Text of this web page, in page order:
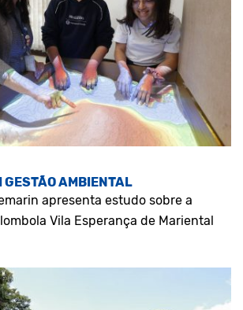
GESTÃO AMBIENTAL
apresenta estudo sobre a
Vila Esperança de Mariental